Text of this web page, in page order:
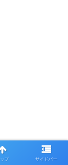
ップ サイドバー